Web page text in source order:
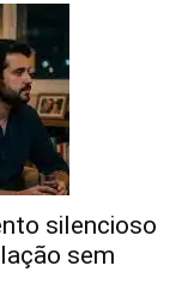
silencioso
sem